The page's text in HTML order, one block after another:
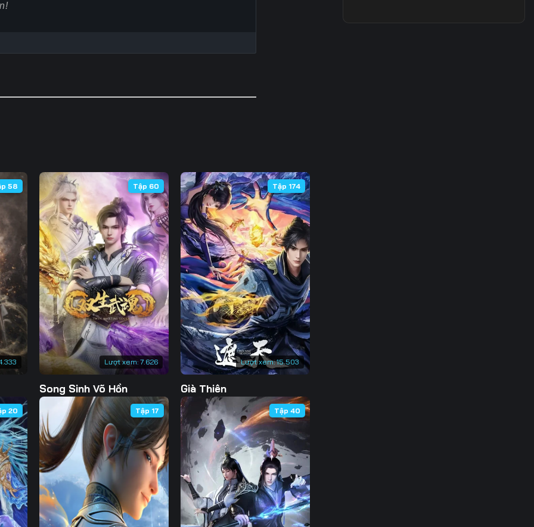
Tập 102 Tập 103 Tập 104 Tập 105
Tập 109 Tập 110 Tập 111 Tập 112
Tập 116 Tập 117 Tập 118 Tập 119
Tập 123 Tập 124 Tập 125 Tập 126
Tập 130 Tập 131 Tập 132 Tập 133
Tập 137 Tập 138 Tập 139 Tập 140
Tập 144 Tập 145 Tập 146 Tập 147
Tập 151 Tập 152 Tập 153 Tập 154
Tập 159
Tập 165 Tập 166 Tập 167 Tập 168
Tập 172 Tập 173 Tập 174 Tập 175
Tập 179 Tập 180 Tập 181 Tập 182
Tập 186 Tập 187 Tập 188 Tập 189
Tập 193 Tập 194 Tập 195 Tập 196
58
Lượt xem: 7.626
Tập 60
Song Sinh Võ Hồn
Lượt xem:15.503
Tập 174
Già Thiên
20 Tập 17 Tập 40